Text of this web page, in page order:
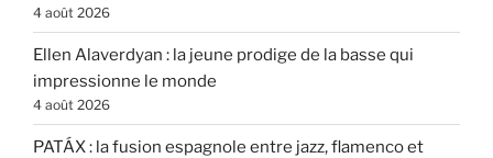
4 août 2026
Ellen Alaverdyan : la jeune prodige de la basse qui
impressionne le monde
4 août 2026
PATÁX : la fusion espagnole entre jazz, flamenco et